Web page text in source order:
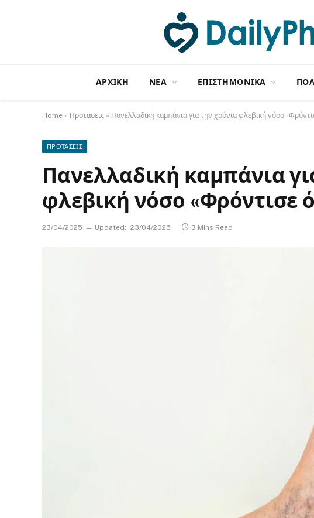
ΑΡΧΙΚΗ NΕΑ ΕΠΙΣΤΗΜΟΝΙΚΑ
Home » Προτασεις » Πανελλαδική καμπάνια για την χρόνια φλεβική νόσο
ΠΡΟΤΑΣΕΙΣ
Πανελλαδική καμπάνια
φλεβική νόσο «Φρόντισε
23/04/2025 Updated: 23/04/2025 3 Mins Read